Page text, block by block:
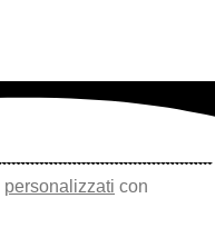
personalizzati con